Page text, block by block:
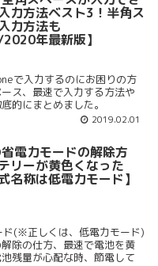
力方法ベスト3！半角ス
力方法も
年最新版】
で入力するのにお困りの方
ス、最速で入力する方法や
的にまとめました。
2019.02.01
電力モードの解除方
リーが黄色くなった
名称は低電力モード】
ド(※正しくは、低電力モード)
除の仕方、最速で電池を黄
残量が心配な時、節電して